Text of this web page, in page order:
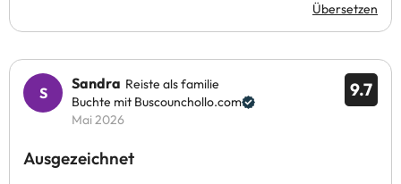
Übersetzen
9.7
Sandra Reiste als familie
Buchte mit Buscounchollo.com
Mai 2026
Ausgezeichnet